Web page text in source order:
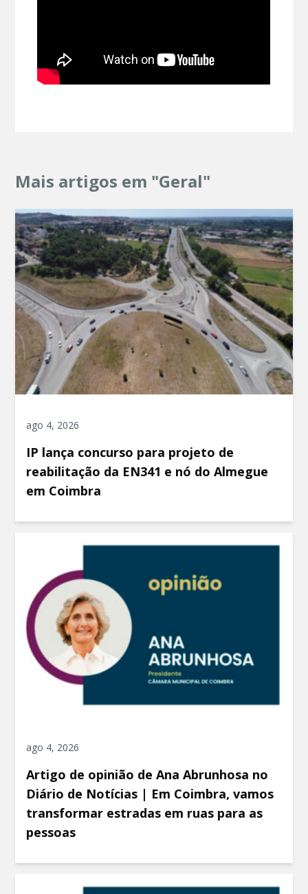
Mais artigos em "Geral"
ago 4, 2026
IP lança concurso para projeto de
reabilitação da EN341 e nó do Almegue
em Coimbra
ago 4, 2026
Artigo de opinião de Ana Abrunhosa no
Diário de Notícias | Em Coimbra, vamos
transformar estradas em ruas para as
pessoas